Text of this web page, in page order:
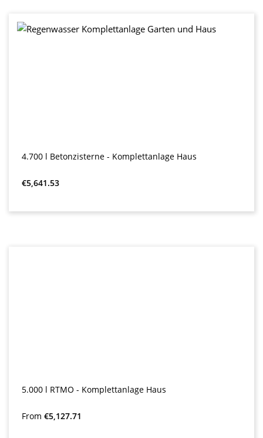
4.700 l Betonzisterne - Komplettanlage Haus
Regular price:
€5,641.53
5.000 l RTMO - Komplettanlage Haus
Regular price:
From €5,127.71